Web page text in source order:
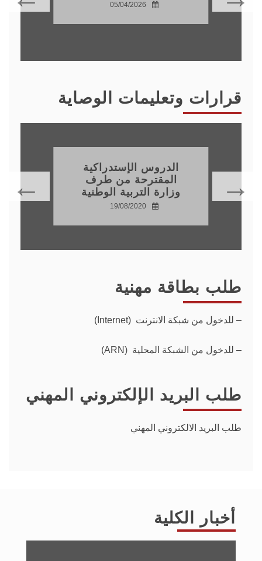
05/04/2026
قرارات وتعليمات الوصاية
الدروس الإستدراكية
المقترحة من طرف
وزارة التربية الوطنية
19/08/2020
طلب بطاقة مهنية
– للدخول من شبكة الانترنت (Internet)
– للدخول من الشبكة المحلية (ARN)
طلب البريد الإلكتروني المهني
طلب البريد الالكتروني المهني
أخبار الكلية